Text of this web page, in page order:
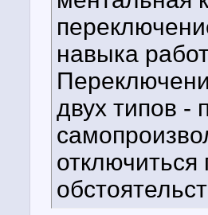
навыка
двух типов -